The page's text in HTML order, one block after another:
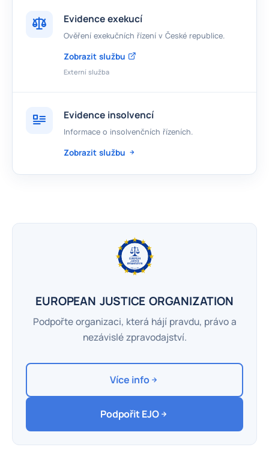
Evidence exekucí
Ověření exekučních řízení v České republice.
Zobrazit službu
Externí služba
Evidence insolvencí
Informace o insolvenčních řízeních.
Zobrazit službu
EUROPEAN JUSTICE ORGANIZATION
Podpořte organizaci, která hájí pravdu, právo a
nezávislé zpravodajství.
Více info
Podpořit EJO